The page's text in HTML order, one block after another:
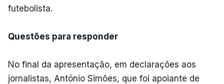
futebolista.
Questões para responder
No final da apresentação, em declarações aos
jornalistas, António Simões, que foi apoiante de